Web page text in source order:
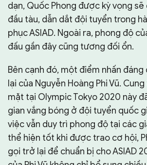
dạn, Quốc Phong được kỳ vọng
đầu tàu, dẫn dắt đội tuyển trong
phục ASIAD. Ngoài ra, phong độ
đấu gần đây cũng tương đối ổn.
Bên cạnh đó, một điểm nhấn đáng
lại của Nguyễn Hoàng Phi Vũ.
mặt tại Olympic Tokyo 2020 này
gian vắng bóng ở đội tuyển quốc
việc vẫn duy trì phong độ tại các
thể hiện tốt khi được trao cơ hội,
gọi trở lại để chuẩn bị cho ASIAD